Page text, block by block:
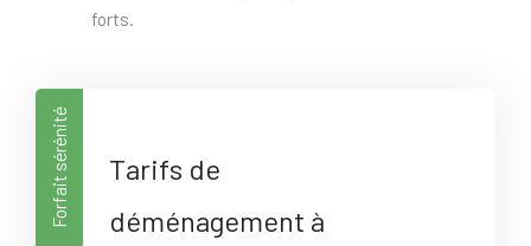
forts.
Forfait sérénité
Tarifs de
déménagement à